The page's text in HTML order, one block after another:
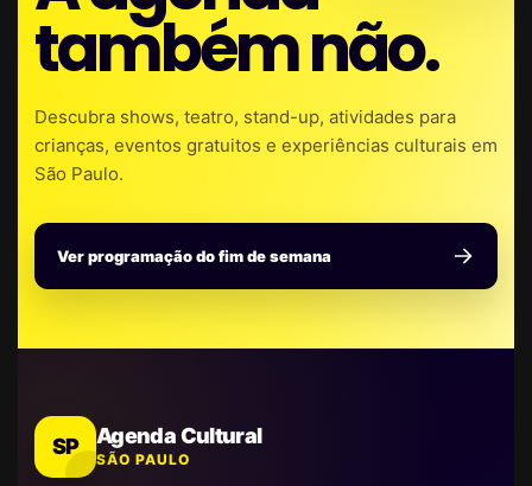
também não.
Descubra shows, teatro, stand-up, atividades para
crianças, eventos gratuitos e experiências culturais em
São Paulo.
Ver programação do fim de semana
SP Agenda Cultural
SÃO PAULO